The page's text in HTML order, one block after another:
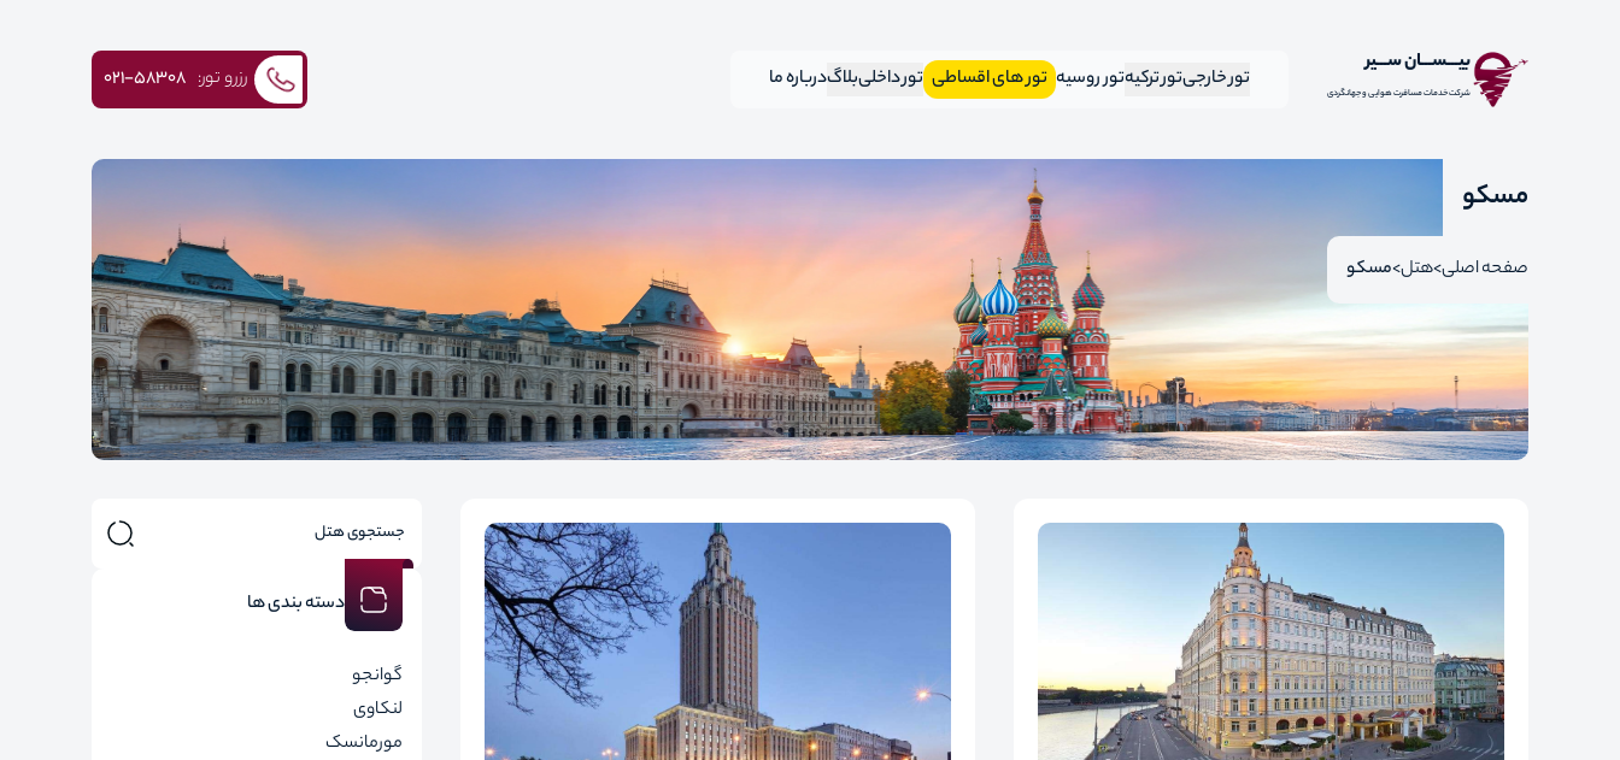
بیـــســـان ســـیر
شرکت خدمات مسافرت هوایی و جهانگردی تور خارجی تور ترکیهتور روسیه تور های اقساطی تور داخلیبلاگدرباره ما رزرو تور: ۰۲۱-58308
مسکو
صفحه اصلی هتل مسکو
دسته بندی ها
گوانجو
لنکاوی
مورمانسک